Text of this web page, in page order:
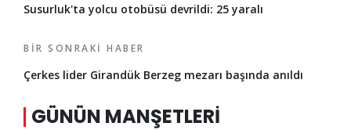
Susurluk'ta yolcu otobüsü devrildi: 25 yaralı
BIR SONRAKI HABER
Çerkes lider Girandük Berzeg mezarı başında anıldı
GÜNÜN MANŞETLERI